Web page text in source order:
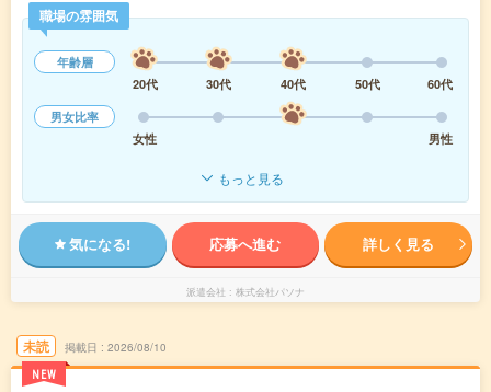
職場の雰囲気
年齢層
20代
30代 40代 50代
60代
男女比率
女性
男性
もっと見る
気になる! 応募へ進む 詳しく見る
派遣会社 株式会社パソナ
未読
NEW
掲載日 2026/08/10